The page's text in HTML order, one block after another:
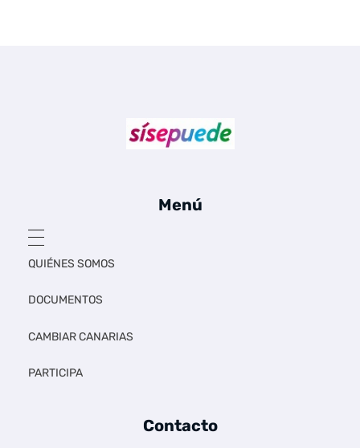
Menú
QUIÉNES SOMOS
DOCUMENTOS
CAMBIAR CANARIAS
PARTICIPA
Contacto